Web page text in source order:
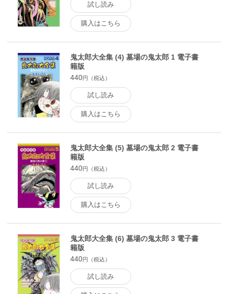
試し読み
購入はこちら
鬼太郎大全集 (4) 墓場の鬼太郎 1 電子書
籍版
440円（税込）
試し読み
購入はこちら
鬼太郎大全集 (5) 墓場の鬼太郎 2 電子書
籍版
440円（税込）
試し読み
購入はこちら
鬼太郎大全集 (6) 墓場の鬼太郎 3 電子書
籍版
440円（税込）
試し読み